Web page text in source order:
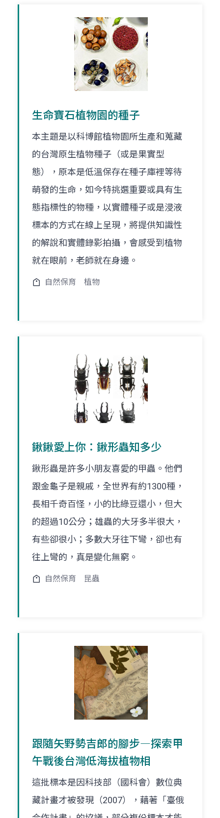
生命寶石植物園的種子
本主題是以科博館植物園所生產和蒐藏
的台灣原生植物種子（或是果實型
態），原本是低溫保存在種子庫裡等待
萌發的生命，如今特挑選重要或具有生
態指標性的物種，以實體種子或是浸液
標本的方式在線上呈現，將提供知識性
的解說和實體錄影拍攝，會感受到植物
就在眼前，老師就在身邊。
自然保育 植物
鍬鍬愛上你：鍬形蟲知多少
鍬形蟲是許多小朋友喜愛的甲蟲。他們
跟金龜子是親戚，全世界有約1300種，
長相千奇百怪，小的比綠豆還小，但大
的超過10公分；雄蟲的大牙多半很大，
有些卻很小；多數大牙往下彎，卻也有
往上彎的，真是變化無窮。
自然保育 昆蟲
跟隨矢野勢吉郎的腳步―探索甲
午戰後台灣低海拔植物相
這批標本是因科技部（國科會）數位典
藏計畫才被發現（2007），藉著「臺俄